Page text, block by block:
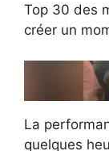
Top 30 des
créer un
La
quelques